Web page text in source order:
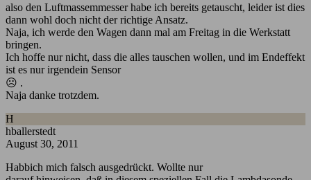
also den Luftmassemmesser habe ich bereits getauscht, leider ist dies
dann wohl doch nicht der richtige Ansatz.
Naja, ich werde den Wagen dann mal am Freitag in die Werkstatt
bringen.
Ich hoffe nur nicht, dass die alles tauschen wollen, und im Endeffekt
ist es nur irgendein Sensor
☹️ .
Naja danke trotzdem.
H
hballerstedt
August 30, 2011
Habbich mich falsch ausgedrückt. Wollte nur